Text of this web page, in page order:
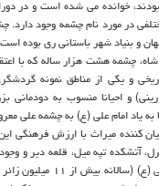
خوانده می شده است و در
در مورد نام چشمه وجود دارد.
و بنیاد شهر باستانی ری بوده
شاه، چشمه هشت هزار ساله که با
و یکی از مناطق نمونه
و احیانا منسوب به دودمانی
به یاد امام علی (ع) به چشمه علی
بیان کننده میراث با ارزش
حضرت عبدالعظیم الحسنی